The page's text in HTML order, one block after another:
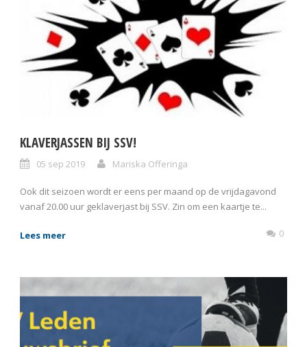
KLAVERJASSEN BIJ SSV!
05 sep 2019 Mariska Offeringa
Ook dit seizoen wordt er eens per maand op de vrijdagavond
vanaf 20.00 uur geklaverjast bij SSV. Zin om een kaartje te...
Lees meer 0